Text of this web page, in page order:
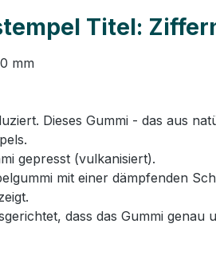
Titel:
mm
Dieses Gummi - das aus
gepresst (vulkanisiert).
mit einer dämpfenden
dass das Gummi